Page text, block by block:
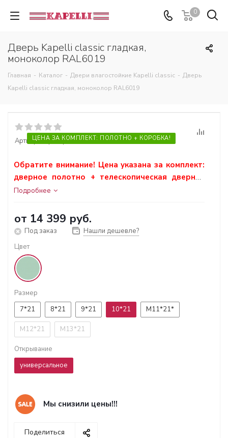
0
Дверь Kapelli classic гладкая,
моноколор RAL6019
Главная - Каталог - Двери влагостойкие Kapelli classic - Дверь
Kapelli classic гладкая, моноколор RAL6019
ЦЕНА ЗА КОМПЛЕКТ: ПОЛОТНО + КОРОБКА!
Артикул:Артикул 255
Обратите внимание! Цена указана за комплект:
дверное полотно + телескопическая дверная
коробка.
Подробнее
от 14 399 руб.
Под заказ
Нашли дешевле?
Цвет
Размер
7*21
8*21 9*21 10*21 М11*21*
М12*21 М13*21
Открывание
универсальное
Мы снизили цены!!!
Поделиться